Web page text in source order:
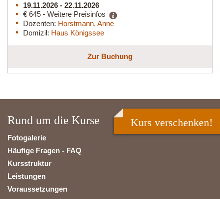
19.11.2026 - 22.11.2026
€ 645 - Weitere Preisinfos
Dozenten: Horstmann, Anne
Domizil: Haus Königssee
Zur Buchung
Rund um die Kurse
Fotogalerie
Häufige Fragen - FAQ
Kursstruktur
Leistungen
Voraussetzungen
Kurs verschenken!